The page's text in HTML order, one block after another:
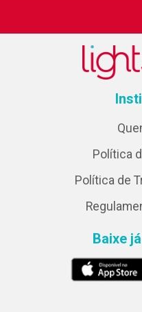
Política
Política de
Baixe